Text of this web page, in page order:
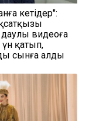
кетіңдер":
видеоға
қатып,
сынға алды